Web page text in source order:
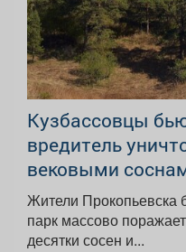
Кузбассовцы
вредитель
вековыми
Жители Прокопьевска
парк массово
десятки сосен и...